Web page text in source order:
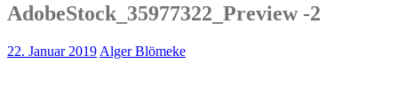
AdobeStock_35977322_Preview -2
22. Januar 2019 Alger Blömeke